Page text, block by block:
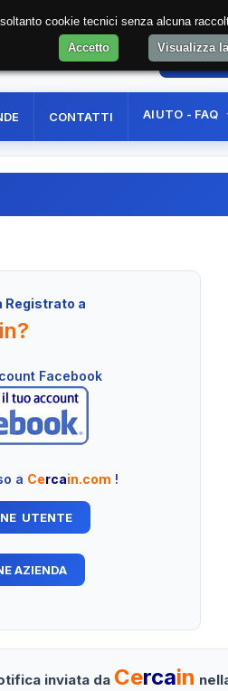
AREA
CONTATTI AIUTO - FAQ
Registrato a
in?
Facebook
a Cercain.com !
inviata da Cercain
cookie tecnici senza alcuna
Accetto
Visualizza